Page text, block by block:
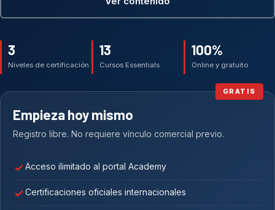
3
Niveles de certificación
13
Cursos Essentials
100%
Online y gratuito
Empieza hoy mismo
Registro libre. No requiere vínculo comercial previo.
Acceso ilimitado al portal Academy
Certificaciones oficiales internacionales